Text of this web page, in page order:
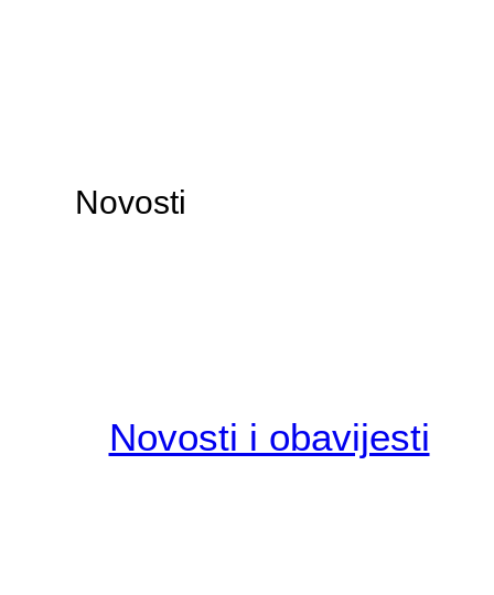
Novosti
Novosti i obavijesti